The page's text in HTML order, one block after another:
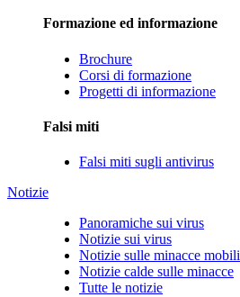
Formazione ed informazione
Brochure
Corsi di formazione
Progetti di informazione
Falsi miti
Falsi miti sugli antivirus
Notizie
Panoramiche sui virus
Notizie sui virus
Notizie sulle minacce mobili
Notizie calde sulle minacce
Tutte le notizie